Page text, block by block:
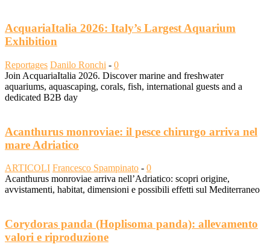
AcquariaItalia 2026: Italy’s Largest Aquarium
Exhibition
Reportages Danilo Ronchi - 0
Join AcquariaItalia 2026. Discover marine and freshwater
aquariums, aquascaping, corals, fish, international guests and a
dedicated B2B day
Acanthurus monroviae: il pesce chirurgo arriva nel
mare Adriatico
ARTICOLI Francesco Spampinato - 0
Acanthurus monroviae arriva nell’Adriatico: scopri origine,
avvistamenti, habitat, dimensioni e possibili effetti sul Mediterraneo
Corydoras panda (Hoplisoma panda): allevamento
valori e riproduzione